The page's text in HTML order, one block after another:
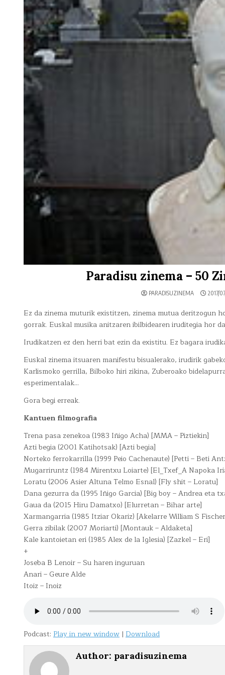
Paradisu zinema – 50
PARADISUZINEMA 2017/
Ez da zinema muturik existitzen, zinema mutua deritzogun
gorrak. Euskal musika anitzaren ibilbidearen iruditegia hor
Irudikatzen ez den herri bat ezin da existitu. Ez bagara
Euskal zinema itsuaren manifestu bisualerako, irudirik
Karlismoko gerrilla, Bilboko hiri zikina, Zuberoako
esperimentalak…
Gora begi erreak.
Kantuen filmografia
Trena pasa zenekoa (1983 Iñigo Acha) [MMA – Piztiekin]
Azti begia (2001 Katihotsak) [Azti begia]
Norteko ferrokarrilla (1999 Peio Cachenaute) [Petti – Beti
Mugarriruntz (1984 Mirentxu Loiarte) [El_Txef_A Napoka
Loratu (2006 Asier Altuna Telmo Esnal) [Fly shit – Loratu]
Dana gezurra da (1995 Iñigo Garcia) [Big boy – Andrea eta
Gaua da (2015 Hiru Damatxo) [Elurretan – Bihar arte]
Xarmangarria (1985 Itziar Okariz) [Akelarre William S
Gerra zibilak (2007 Moriarti) [Montauk – Aldaketa]
Kale kantoietan eri (1985 Alex de la Iglesia) [Zazkel – Eri]
+
Joseba B Lenoir – Su haren inguruan
Anari – Geure Alde
Itoiz – Inoiz
Podcast: Play in new window | Download
Author: paradisuzinema